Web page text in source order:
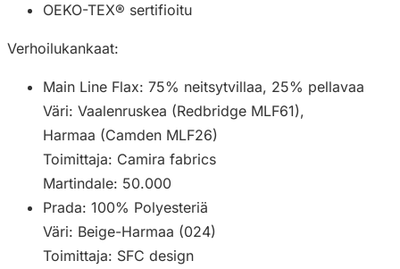
OEKO-TEX® sertifioitu
Verhoilukankaat:
Main Line Flax: 75% neitsytvillaa, 25% pellavaa
Väri: Vaalenruskea (Redbridge MLF61),
Harmaa (Camden MLF26)
Toimittaja: Camira fabrics
Martindale: 50.000
Prada: 100% Polyesteriä
Väri: Beige-Harmaa (024)
Toimittaja: SFC design